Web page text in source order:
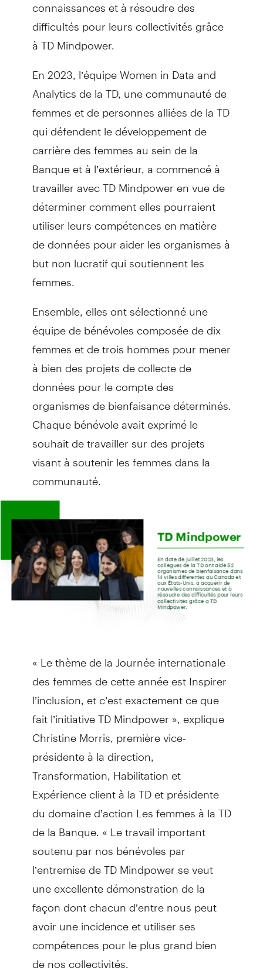
difficultés pour leurs collectivités grâce
à TD Mindpower.
En 2023, l’équipe Women in Data and
Analytics de la TD, une communauté de
femmes et de personnes alliées de la TD
qui défendent le développement de
carrière des femmes au sein de la
Banque et à l’extérieur, a commencé à
travailler avec TD Mindpower en vue de
déterminer comment elles pourraient
utiliser leurs compétences en matière
de données pour aider les organismes à
but non lucratif qui soutiennent les
femmes.
Ensemble, elles ont sélectionné une
équipe de bénévoles composée de dix
femmes et de trois hommes pour mener
à bien des projets de collecte de
données pour le compte des
organismes de bienfaisance déterminés.
Chaque bénévole avait exprimé le
souhait de travailler sur des projets
visant à soutenir les femmes dans la
communauté.
« Le thème de la Journée internationale
des femmes de cette année est Inspirer
l’inclusion, et c’est exactement ce que
fait l’initiative TD Mindpower », explique
Christine Morris, première vice-
présidente à la direction,
Transformation, Habilitation et
Expérience client à la TD et présidente
du domaine d’action Les femmes à la TD
de la Banque. « Le travail important
soutenu par nos bénévoles par
l’entremise de TD Mindpower se veut
une excellente démonstration de la
façon dont chacun d’entre nous peut
avoir une incidence et utiliser ses
compétences pour le plus grand bien
de nos collectivités.